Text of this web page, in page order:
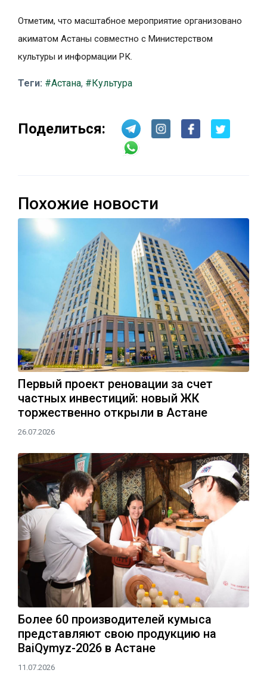
Отметим, что масштабное мероприятие организовано
акиматом Астаны совместно с Министерством
культуры и информации РК.
Теги: #Астана, #Культура
Поделиться:
Похожие новости
Первый проект реновации за счет
частных инвестиций: новый ЖК
торжественно открыли в Астане
26.07.2026
Более 60 производителей кумыса
представляют свою продукцию на
BaiQymyz-2026 в Астане
11.07.2026